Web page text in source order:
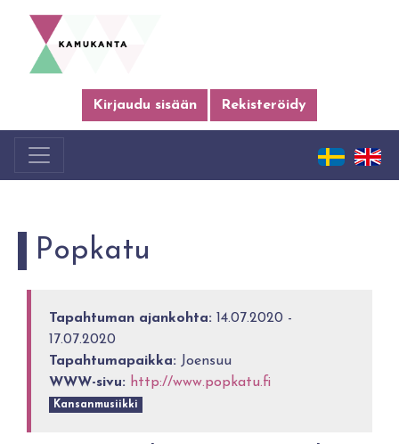
Kirjaudu sisään Rekisteröidy
Popkatu
Tapahtuman ajankohta: 14.07.2020 -
17.07.2020
Tapahtumapaikka: Joensuu
WWW-sivu: http://www.popkatu.fi
Kansanmusiikki